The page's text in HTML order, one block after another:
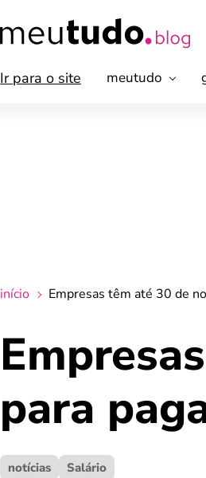
Ir para o site meutudo
início Empresas têm até 30 de
para
notícias Salário